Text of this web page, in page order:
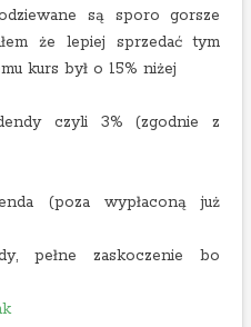
są sporo gorsze
że lepiej sprzedać tym
kurs był o 15% niżej
czyli 3% (zgodnie z
(poza wypłaconą już
pełne zaskoczenie bo